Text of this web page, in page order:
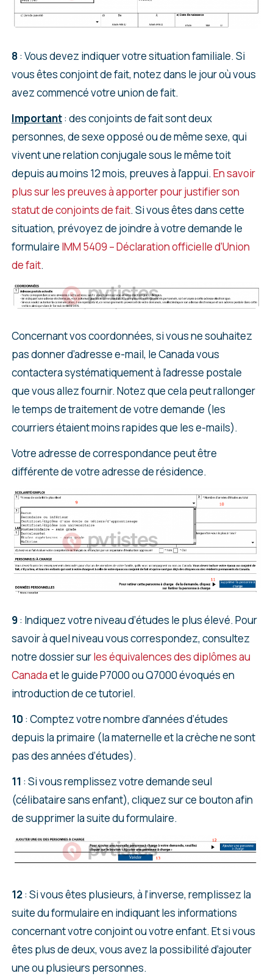
8: Vous devez indiquer votre situation familiale. Si
vous êtes conjoint de fait, notez dans le jour où vous
avez commencé votre union de fait.
Important: des conjoints de fait sont deux
personnes, de sexe opposé ou de même sexe, qui
vivent une relation conjugale sous le même toit
depuis au moins 12 mois, preuves à l’appui. En savoir
plus sur les preuves à apporter pour justifier son
statut de conjoints de fait. Si vous êtes dans cette
situation, prévoyez de joindre à votre demande le
formulaire IMM 5409 – Déclaration officielle d’Union
de fait.
Concernant vos coordonnées, si vous ne souhaitez
pas donner d’adresse e-mail, le Canada vous
contactera systématiquement à l’adresse postale
que vous allez fournir. Notez que cela peut rallonger
le temps de traitement de votre demande (les
courriers étaient moins rapides que les e-mails).
Votre adresse de correspondance peut être
différente de votre adresse de résidence.
9: Indiquez votre niveau d’études le plus élevé. Pour
savoir à quel niveau vous correspondez, consultez
notre dossier surles équivalences des diplômes au
Canadaet le guide P7000 ou Q7000 évoqués en
introduction de ce tutoriel.
10 : Comptez votre nombre d’années d’études
depuis la primaire (la maternelle et la crèche ne sont
pas des années d’études).
11 : Si vous remplissez votre demande seul
(célibataire sans enfant), cliquez sur ce bouton afin
de supprimer la suite du formulaire.
12: Si vous êtes plusieurs, à l’inverse, remplissez la
suite du formulaire en indiquant les informations
concernant votre conjoint ou votre enfant. Et si vous
êtes plus de deux, vous avez la possibilité d’ajouter
une ou plusieurs personnes.